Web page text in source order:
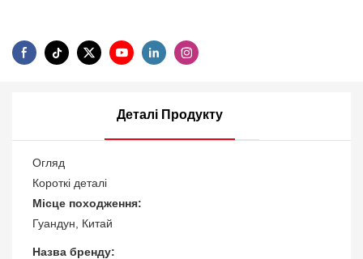
Деталі Продукту
Огляд
Короткі деталі
Місце походження:
Гуандун, Китай
Назва бренду: